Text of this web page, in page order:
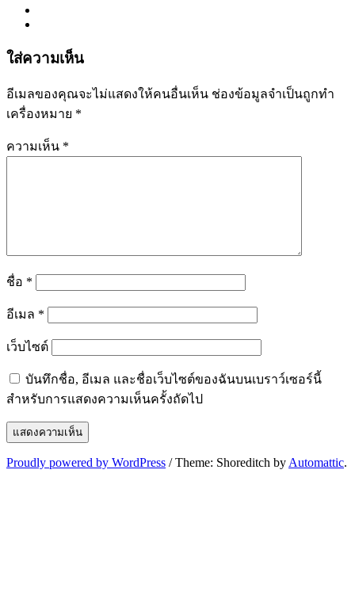
ใส่ความเห็น
อีเมลของคุณจะไม่แสดงให้คนอื่นเห็น ช่องข้อมูลจำเป็นถูกทำ
เครื่องหมาย *
ความเห็น *
ชื่อ *
อีเมล *
เว็บไซต์
บันทึกชื่อ, อีเมล และชื่อเว็บไซต์ของฉันบนเบราว์เซอร์นี้
สำหรับการแสดงความเห็นครั้งถัดไป
Proudly powered by WordPress /Theme: Shoreditch by Automattic.